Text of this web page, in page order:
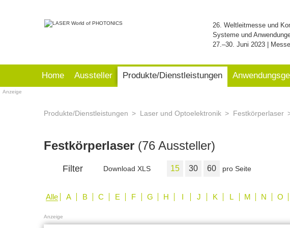
26. Weltleitmesse und
Systeme und
27.–30. Juni 2023 |
Home Aussteller Produkte/Dienstleistungen
Anzeige
Produkte/Dienstleistungen Laser und Optoelektronik Festkörperlaser
Festkörperlaser (76 Aussteller)
Filter Download XLS 15 30 60 pro Seite
Alle A B C E F G H I J K L M N O
Anzeige